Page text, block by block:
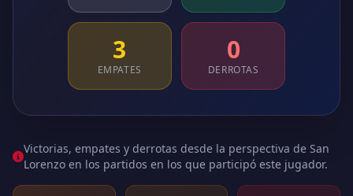
3
EMPATES
0
DERROTAS
Victorias, empates y derrotas desde la perspectiva de San
Lorenzo en los partidos en los que participó este jugador.